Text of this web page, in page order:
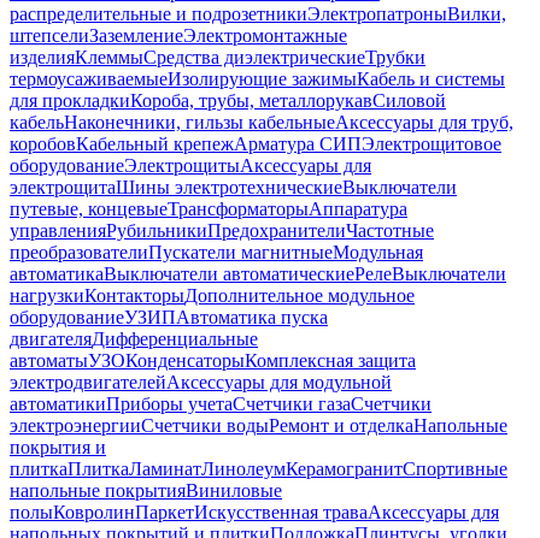
распределительные и подрозетникиЭлектропатроныВилки,
штепселиЗаземлениеЭлектромонтажные
изделияКлеммыСредства диэлектрическиеТрубки
термоусаживаемыеИзолирующие зажимыКабель и системы
для прокладкиКороба, трубы, металлорукавСиловой
кабельНаконечники, гильзы кабельныеАксессуары для труб,
коробовКабельный крепежАрматура СИПЭлектрощитовое
оборудованиеЭлектрощитыАксессуары для
электрощитаШины электротехническиеВыключатели
путевые, концевыеТрансформаторыАппаратура
управленияРубильникиПредохранителиЧастотные
преобразователиПускатели магнитныеМодульная
автоматикаВыключатели автоматическиеРелеВыключатели
нагрузкиКонтакторыДополнительное модульное
оборудованиеУЗИПАвтоматика пуска
двигателяДифференциальные
автоматыУЗОКонденсаторыКомплексная защита
электродвигателейАксессуары для модульной
автоматикиПриборы учетаСчетчики газаСчетчики
электроэнергииСчетчики водыРемонт и отделкаНапольные
покрытия и
плиткаПлиткаЛаминатЛинолеумКерамогранитСпортивные
напольные покрытияВиниловые
полыКовролинПаркетИскусственная траваАксессуары для
напольных покрытий и плиткиПодложкаПлинтусы, уголки,